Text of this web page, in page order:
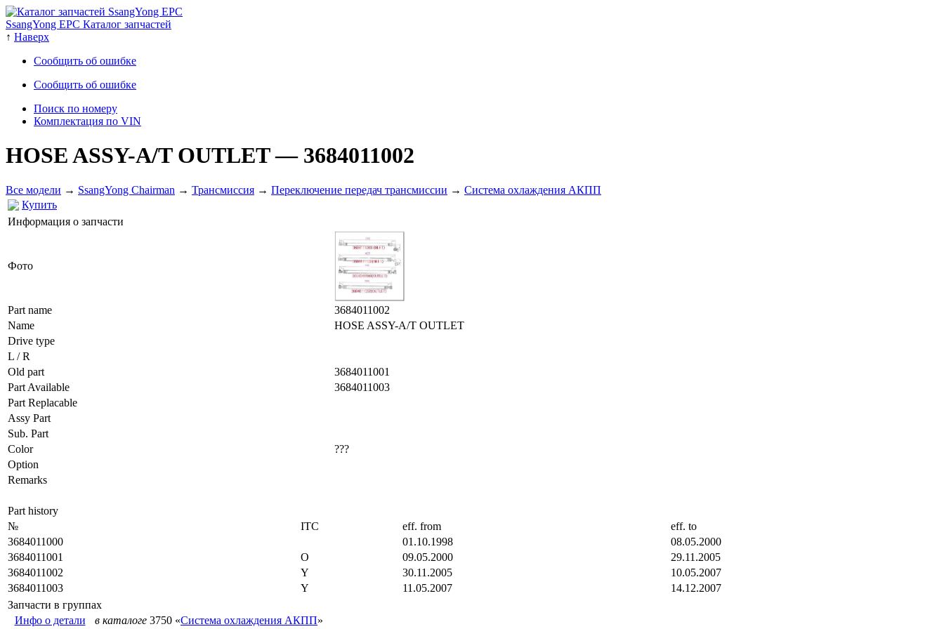
SsangYong EPC Каталог запчастей
↑ Наверх
Сообщить об ошибке
Сообщить об ошибке
Поиск по номеру
Комплектация по VIN
HOSE ASSY-A/T OUTLET— 3684011002
Все модели → SsangYong Chairman → Трансмиссия → Переключение передач трансмиссии → Система охлаждения АКПП
Купить
Информация о запчасти
Фото
Part name
3684011002
Name
HOSE ASSY-A/T OUTLET
Drive type
L / R
Old part
3684011001
Part Available
3684011003
Part Replacable
Assy Part
Sub. Part
Color
???
Option
Remarks
Part history
№
ITC eff. from
eff. to
3684011000
01.10.1998
08.05.2000
3684011001
O 09.05.2000
29.11.2005
3684011002
Y 30.11.2005
10.05.2007
3684011003
Y 11.05.2007
14.12.2007
Запчасти в группах
Инфо о детали
в каталоге 3750 «Система охлаждения АКПП»